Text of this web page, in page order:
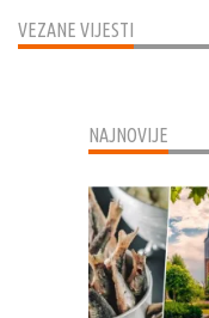
VEZANE VIJESTI
NAJNOVIJE